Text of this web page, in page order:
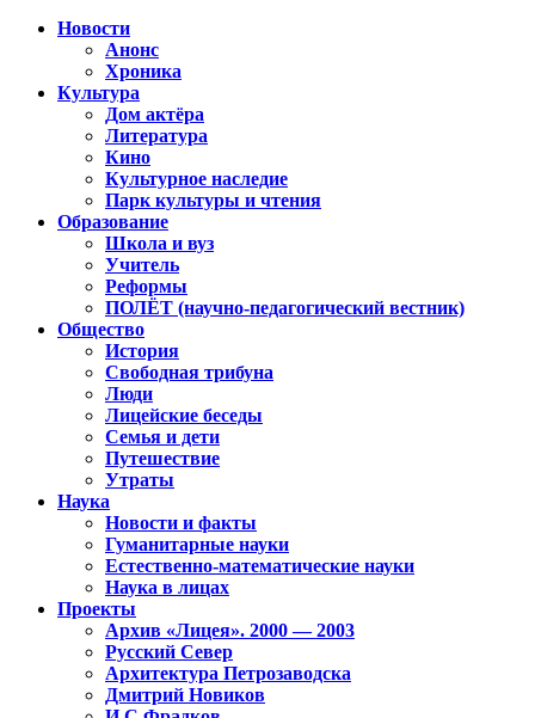
Новости
Анонс
Хроника
Культура
Дом актёра
Литература
Кино
Культурное наследие
Парк культуры и чтения
Образование
Школа и вуз
Учитель
Реформы
ПОЛЁТ (научно-педагогический вестник)
Общество
История
Свободная трибуна
Люди
Лицейские беседы
Семья и дети
Путешествие
Утраты
Наука
Новости и факты
Гуманитарные науки
Естественно-математические науки
Наука в лицах
Проекты
Архив «Лицея». 2000 — 2003
Русский Север
Архитектура Петрозаводска
Дмитрий Новиков